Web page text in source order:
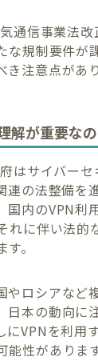
通信事業法改
規制要件が
注意点があり
解が重要な
はサイバーセ
連の法整備を
国内のVPN利
れに伴い法的
。
やロシアなど
日本の動向に
にVPNを利用
性があります